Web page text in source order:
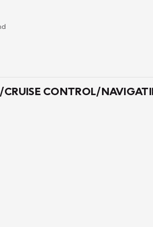
CONTROL/